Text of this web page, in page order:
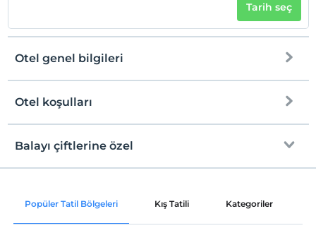
Çocuklar
2 yaşına kadar olan bebekler ücretsizdir.
Tarih seç
Otel genel bilgileri
Ücretsiz Wi-fi
Otel koşulları
Check/in
En erken saat 14:00 ve sonrası
Check/out
Evcil Hayvan
Balayı çiftlerine özel
Oda süslemesi
Popüler Tatil Bölgeleri Kış Tatili Kategoriler